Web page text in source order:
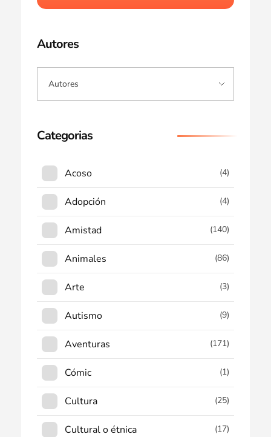
Autores
Categorias
Acoso (4)
Adopción (4)
Amistad (140)
Animales (86)
Arte (3)
Autismo (9)
Aventuras (171)
Cómic (1)
Cultura (25)
Cultural o étnica (17)